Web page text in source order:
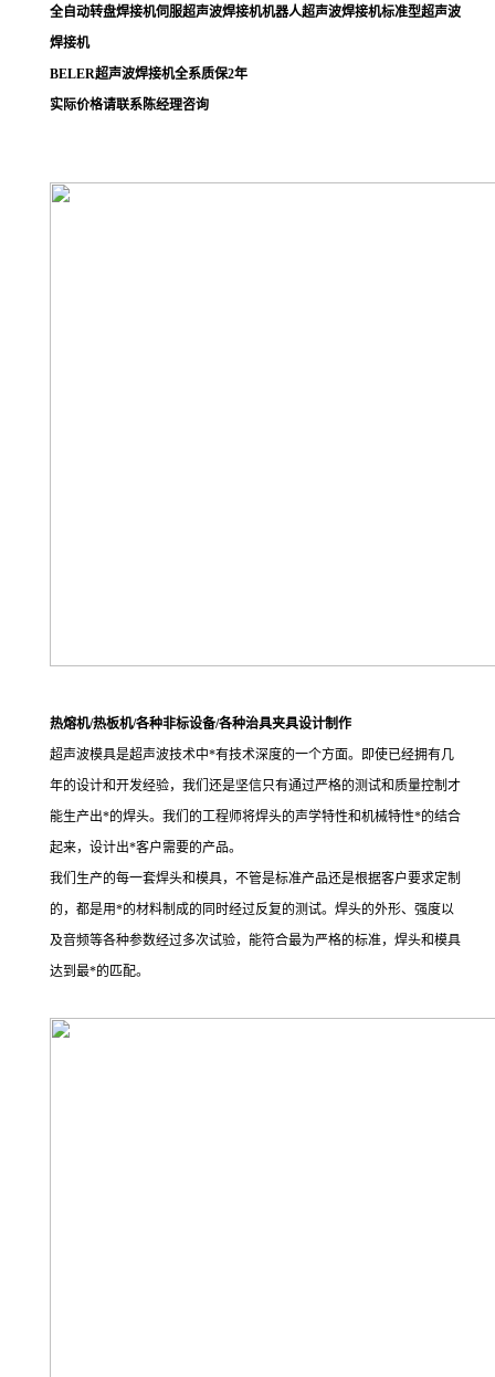
全自动转盘焊接机伺服超声波焊接机机器人超声波焊接机标准型超声波
焊接机
BELER超声波焊接机全系质保2年
实际价格请联系陈经理咨询
热熔机/热板机/各种非标设备/各种治具夹具设计制作
超声波模具是超声波技术中*有技术深度的一个方面。即使已经拥有几
年的设计和开发经验，我们还是坚信只有通过严格的测试和质量控制才
能生产出*的焊头。我们的工程师将焊头的声学特性和机械特性*的结合
起来，设计出*客户需要的产品。
我们生产的每一套焊头和模具，不管是标准产品还是根据客户要求定制
的，都是用*的材料制成的同时经过反复的测试。焊头的外形、强度以
及音频等各种参数经过多次试验，能符合最为严格的标准，焊头和模具
达到最*的匹配。